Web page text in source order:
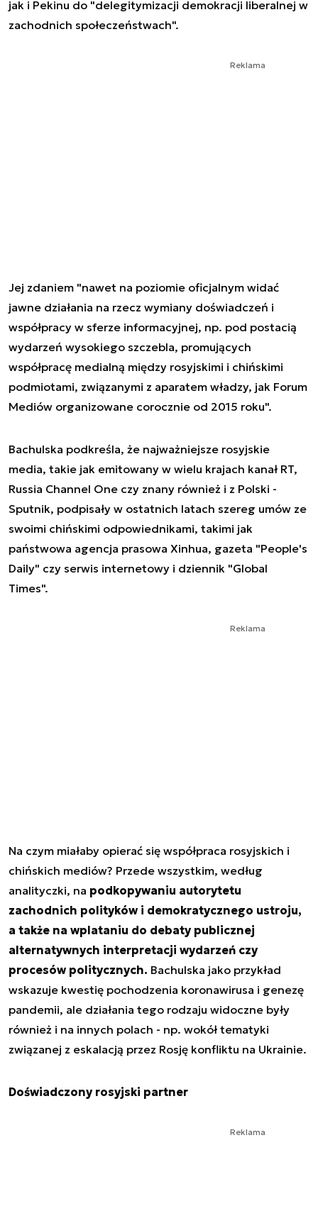
jak i Pekinu do "delegitymizacji demokracji liberalnej w
zachodnich społeczeństwach".
Reklama
Jej zdaniem "nawet na poziomie oficjalnym widać
jawne działania na rzecz wymiany doświadczeń i
współpracy w sferze informacyjnej, np. pod postacią
wydarzeń wysokiego szczebla, promujących
współpracę medialną między rosyjskimi i chińskimi
podmiotami, związanymi z aparatem władzy, jak Forum
Mediów organizowane corocznie od 2015 roku".
Bachulska podkreśla, że najważniejsze rosyjskie
media, takie jak emitowany w wielu krajach kanał RT,
Russia Channel One czy znany również i z Polski -
Sputnik, podpisały w ostatnich latach szereg umów ze
swoimi chińskimi odpowiednikami, takimi jak
państwowa agencja prasowa Xinhua, gazeta "People's
Daily" czy serwis internetowy i dziennik "Global
Times".
Reklama
Na czym miałaby opierać się współpraca rosyjskich i
chińskich mediów? Przede wszystkim, według
analityczki, na podkopywaniu autorytetu
zachodnich polityków i demokratycznego ustroju,
a także na wplataniu do debaty publicznej
alternatywnych interpretacji wydarzeń czy
procesów politycznych. Bachulska jako przykład
wskazuje kwestię pochodzenia koronawirusa i genezę
pandemii, ale działania tego rodzaju widoczne były
również i na innych polach - np. wokół tematyki
związanej z eskalacją przez Rosję konfliktu na Ukrainie.
Doświadczony rosyjski partner
Reklama